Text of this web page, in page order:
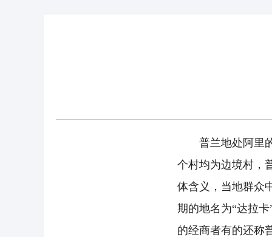
普兰地处阿里的
个村均为边境村，
体含义，当地群众
期的地名为“达拉
的经商者有的还称